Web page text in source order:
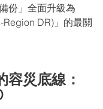
份」全面升級為
Region DR)」的最關
容災底線：